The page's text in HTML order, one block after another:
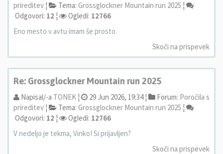
prireditev ¦ Tema: Grossglockner Mountain run 2025 ¦
Odgovori: 12 ¦ Ogledi: 12766
Eno mesto v avtu imam še prosto.
Skoči na prispevek
Re: Grossglockner Mountain run 2025
Napisal/-a TONEK ¦ 29 Jun 2026, 19:34 ¦ Forum: Poročila s
prireditev ¦ Tema: Grossglockner Mountain run 2025 ¦
Odgovori: 12 ¦ Ogledi: 12766
V nedeljo je tekma, Vinko! Si prijavljen?
Skoči na prispevek